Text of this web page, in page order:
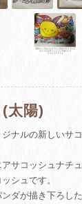
太陽)
ナルの新しいサ
サコッシュナチ
シュです。
ダが描き下ろし